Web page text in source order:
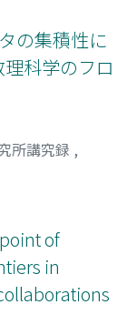
の集積性に
科学のフロ
所講究録 ,
of
in